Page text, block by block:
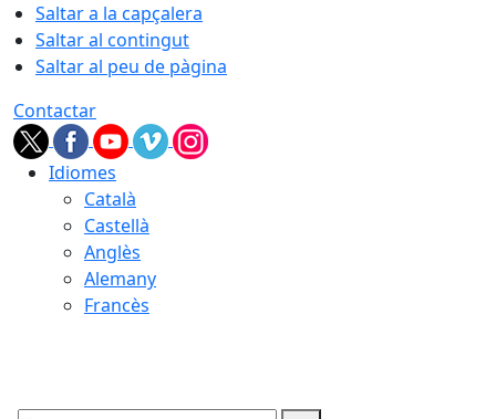
Saltar a la capçalera
Saltar al contingut
Saltar al peu de pàgina
Contactar
Idiomes
Català
Castellà
Anglès
Alemany
Francès